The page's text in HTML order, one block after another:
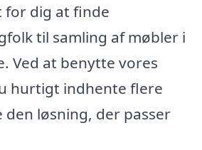
for dig at finde
til samling af møbler i
Ved at benytte vores
hurtigt indhente flere
løsning, der passer